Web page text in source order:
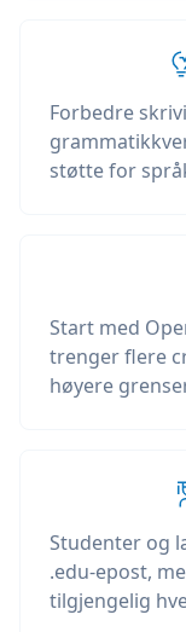
Forbedre
støtte for
Start med
trenger flere
høyere
Studenter og
.edu-epost,
tilgjengelig